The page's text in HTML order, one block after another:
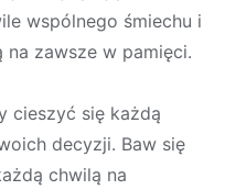
wspólnego śmiechu i
zawsze w pamięci.
cieszyć się każdą
decyzji. Baw się
chwilą na